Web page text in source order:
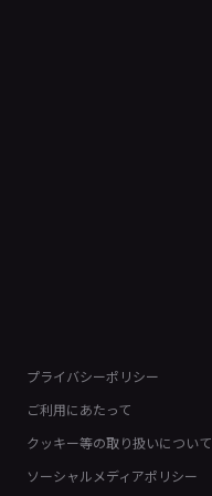
プライバシーポリシー
ご利用にあたって
クッキー等の取り扱いについて
ソーシャルメディアポリシー